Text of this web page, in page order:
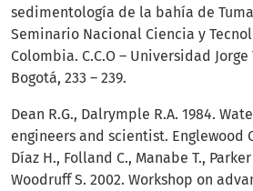
sedimentología de la bahía de
Seminario Nacional Ciencia y
Colombia. C.C.O – Universidad Jorge
Bogotá, 233 – 239.
Dean R.G., Dalrymple R.A. 1984.
engineers and scientist. Englewood
Díaz H., Folland C., Manabe T.,
Woodruff S. 2002. Workshop on